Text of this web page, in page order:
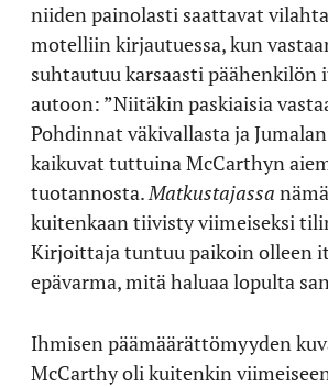
niiden painolasti saattavat
motelliin kirjautuessa, kun
suhtautuu karsaasti päähenkilön
autoon: ”Niitäkin paskiaisia
Pohdinnat väkivallasta ja
kaikuvat tuttuina McCarthyn
tuotannosta.Matkustajassa
kuitenkaan tiivisty viimeiseksi
Kirjoittaja tuntuu paikoin olleen
epävarma, mitä haluaa lopulta
Ihmisen päämäärättömyyden
McCarthy oli kuitenkin